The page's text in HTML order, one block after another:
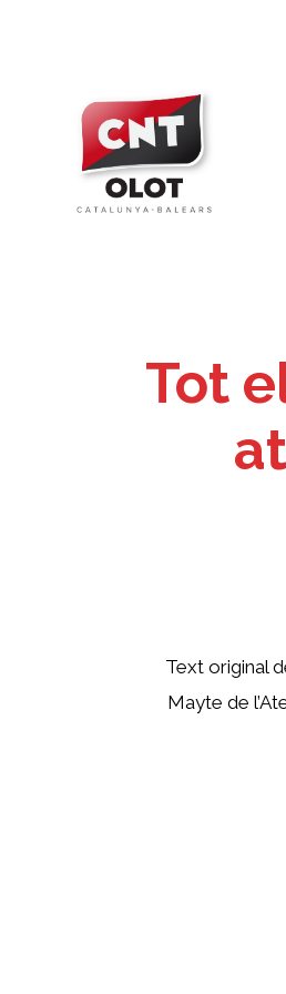
Tot
Text original
Mayte de